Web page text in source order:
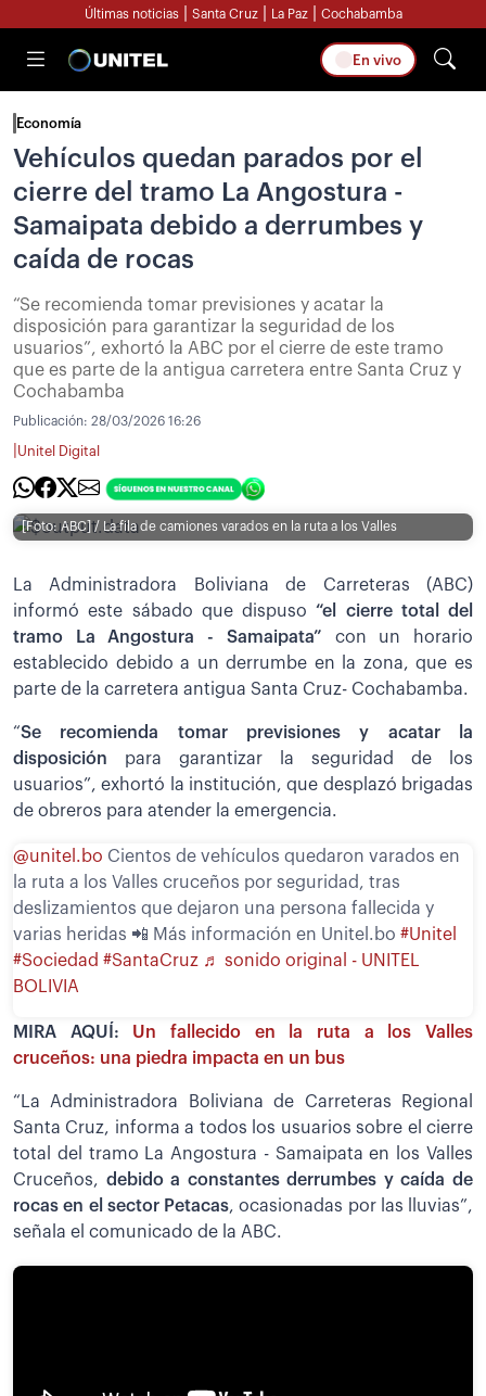
Últimas noticias Santa Cruz La Paz Cochabamba
En vivo
Economía
Vehículos quedan parados por el
cierre del tramo La Angostura -
Samaipata debido a derrumbes y
caída de rocas
“Se recomienda tomar previsiones y acatar la
disposición para garantizar la seguridad de los
usuarios”, exhortó la ABC por el cierre de este tramo
que es parte de la antigua carretera entre Santa Cruz y
Cochabamba
Publicación: 28/03/2026 16:26
Unitel Digital
[Foto: ABC] / La fila de camiones varados en la ruta a los Valles
La Administradora Boliviana de Carreteras (ABC)
informó este sábado que dispuso“el cierre total del
tramo La Angostura - Samaipata” con un horario
establecido debido a un derrumbe en la zona, que es
parte de la carretera antigua Santa Cruz- Cochabamba.
“Se recomienda tomar previsiones y acatar la
disposición para garantizar la seguridad de los
usuarios”, exhortó la institución, que desplazó brigadas
de obreros para atender la emergencia.
@unitel.bo Cientos de vehículos quedaron varados en
la ruta a los Valles cruceños por seguridad, tras
deslizamientos que dejaron una persona fallecida y
varias heridas 📲 Más información en Unitel.bo #Unitel
#Sociedad #SantaCruz ♬ sonido original - UNITEL
BOLIVIA
MIRA AQUÍ: Un fallecido en la ruta a los Valles
cruceños: una piedra impacta en un bus
“La Administradora Boliviana de Carreteras Regional
Santa Cruz, informa a todos los usuarios sobre el cierre
total del tramo La Angostura - Samaipata en los Valles
Cruceños, debido a constantes derrumbes y caída de
rocas en el sector Petacas, ocasionadas por las lluvias”,
señala el comunicado de la ABC.